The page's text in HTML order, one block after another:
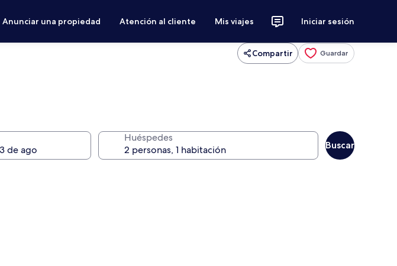
Anunciar una propiedad Atención al cliente Mis viajes Iniciar sesión
Compartir Guardar
Huéspedes
Buscar